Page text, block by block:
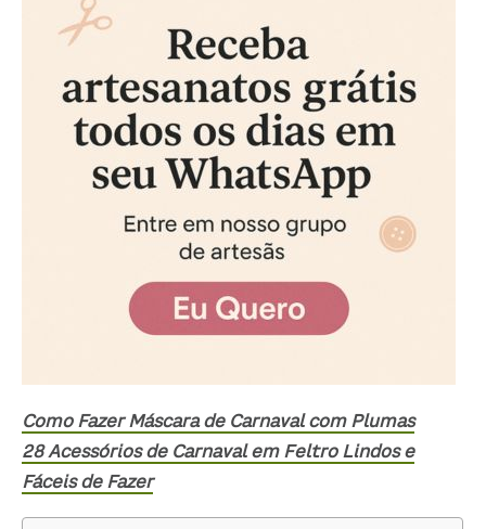
Como Fazer Máscara de Carnaval com Plumas
28 Acessórios de Carnaval em Feltro Lindos e
Fáceis de Fazer